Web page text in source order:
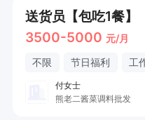
送货员【包吃1餐】
3500-5000 元/月
不限 节日福利 工
付女士
熊老二酱菜调料批发